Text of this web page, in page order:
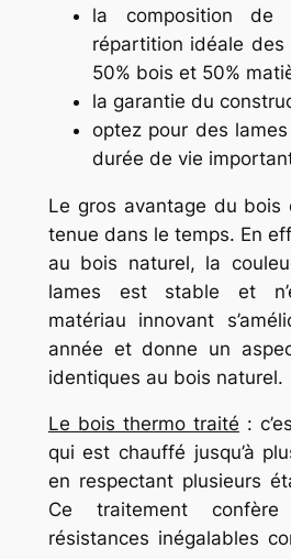
la composition
répartition idéale
50% bois et 50%
la garantie du
optez pour des
durée de vie
Le gros avantage du bois
tenue dans le temps. En
au bois naturel, la
lames est stable et
matériau innovant
année et donne un
identiques au bois naturel.
Le bois thermo traité :
qui est chauffé jusqu’à
en respectant plusieurs
Ce traitement
résistances inégalables